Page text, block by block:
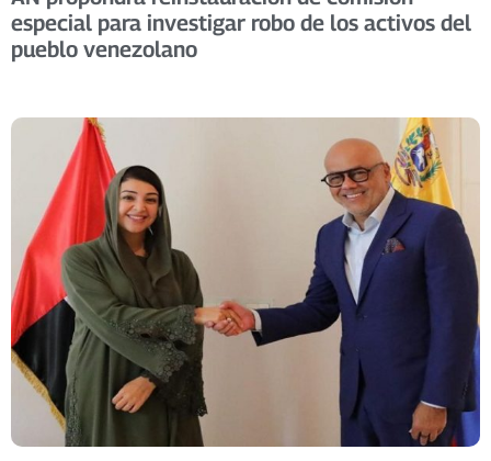
especial para investigar robo de los activos del
pueblo venezolano